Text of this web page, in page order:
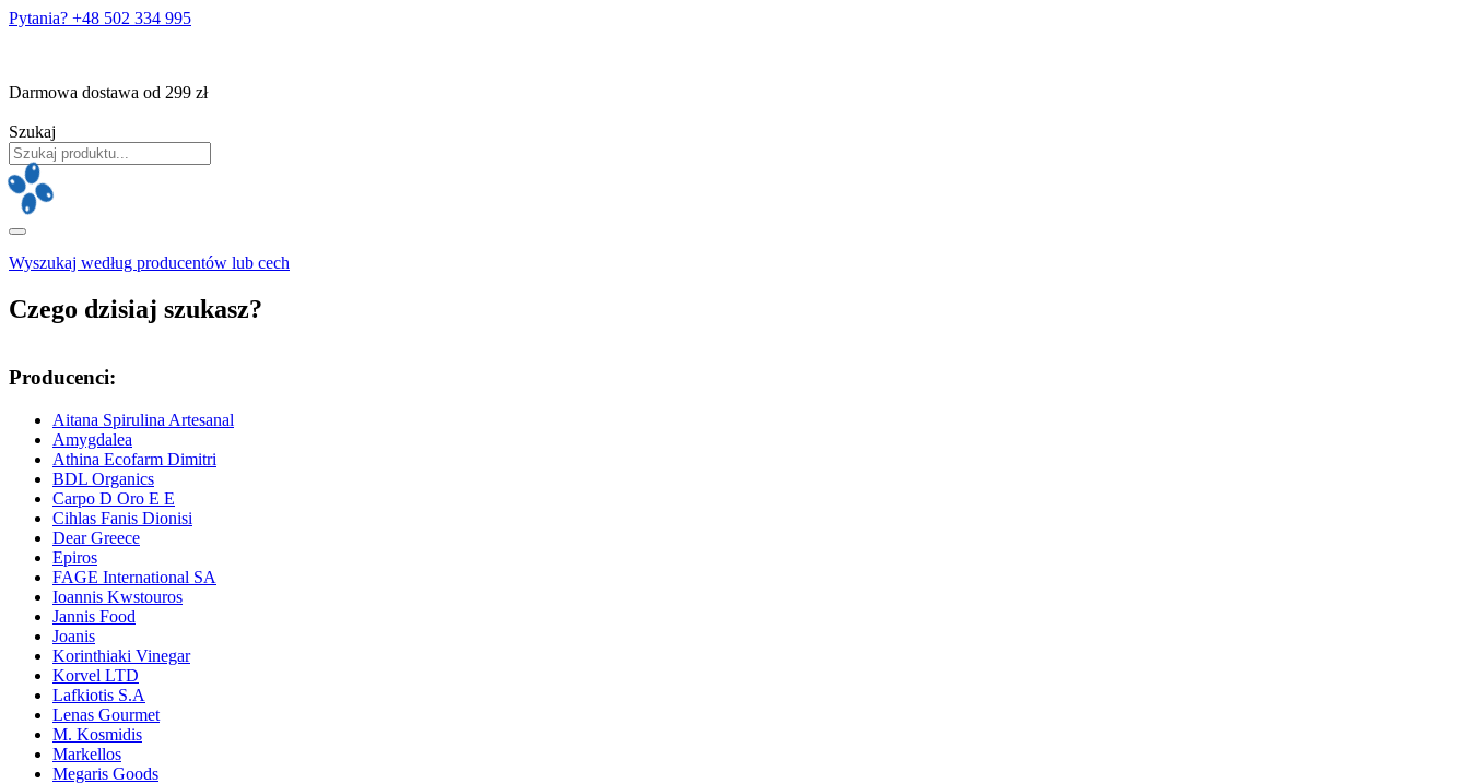
Pytania? +48 502 334 995
Darmowa dostawa od 299 zł
Szukaj
Wyszukaj według producentów lub cech
Czego dzisiaj szukasz?
Producenci:
Aitana Spirulina Artesanal
Amygdalea
Athina Ecofarm Dimitri
BDL Organics
Carpo D Oro E E
Cihlas Fanis Dionisi
Dear Greece
Epiros
FAGE International SA
Ioannis Kwstouros
Jannis Food
Joanis
Korinthiaki Vinegar
Korvel LTD
Lafkiotis S.A
Lenas Gourmet
M. Kosmidis
Markellos
Megaris Goods